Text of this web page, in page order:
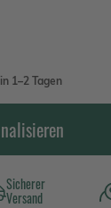
1–2 Tagen
Sicherer
Versand